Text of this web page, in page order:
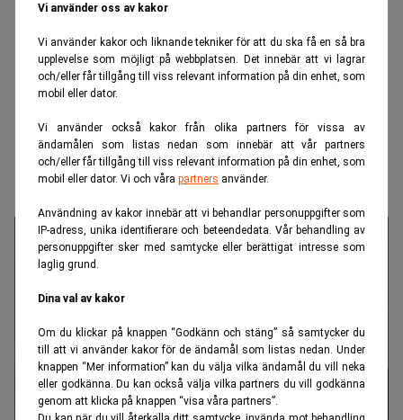
Vi använder oss av kakor
Vi använder kakor och liknande tekniker för att du ska få en så bra
upplevelse som möjligt på webbplatsen. Det innebär att vi lagrar
och/eller får tillgång till viss relevant information på din enhet, som
mobil eller dator.
Vi använder också kakor från olika partners för vissa av
ändamålen som listas nedan som innebär att vår partners
och/eller får tillgång till viss relevant information på din enhet, som
mobil eller dator. Vi och våra partners använder.
Användning av kakor innebär att vi behandlar personuppgifter som
IP-adress, unika identifierare och beteendedata. Vår behandling av
personuppgifter sker med samtycke eller berättigat intresse som
laglig grund.
Dina val av kakor
Om du klickar på knappen “Godkänn och stäng” så samtycker du
till att vi använder kakor för de ändamål som listas nedan. Under
knappen “Mer information” kan du välja vilka ändamål du vill neka
eller godkänna. Du kan också välja vilka partners du vill godkänna
genom att klicka på knappen “visa våra partners”.